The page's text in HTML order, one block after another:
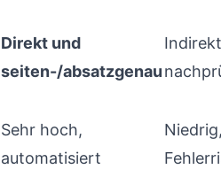
Direkt und
seiten-/absatzgenau
Sehr hoch,
automatisiert